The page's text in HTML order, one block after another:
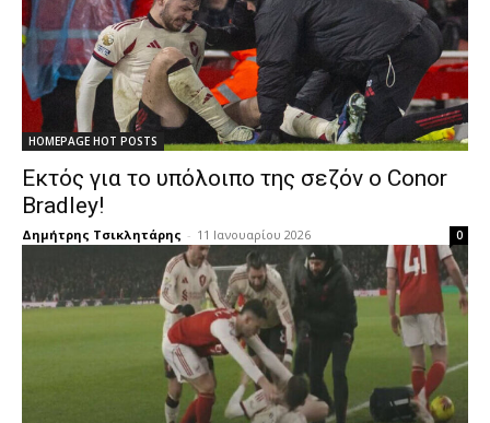
HOMEPAGE HOT POSTS
Εκτός για το υπόλοιπο της σεζόν ο Conor
Bradley!
Δημήτρης Τσικλητάρης - 11 Ιανουαρίου 2026 0